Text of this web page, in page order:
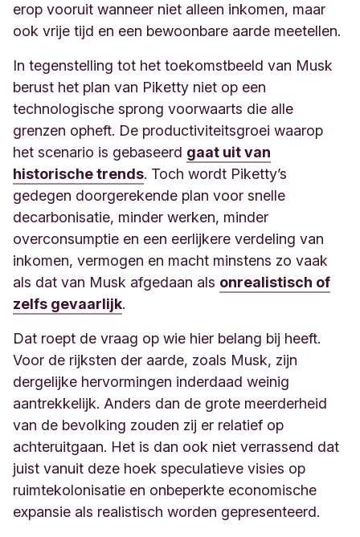
erop vooruit wanneer niet alleen inkomen, maar
ook vrije tijd en een bewoonbare aarde meetellen.
In tegenstelling tot het toekomstbeeld van Musk
berust het plan van Piketty niet op een
technologische sprong voorwaarts die alle
grenzen opheft. De productiviteitsgroei waarop
het scenario is gebaseerd gaat uit van
historische trends. Toch wordt Piketty’s
gedegen doorgerekende plan voor snelle
decarbonisatie, minder werken, minder
overconsumptie en een eerlijkere verdeling van
inkomen, vermogen en macht minstens zo vaak
als dat van Musk afgedaan als onrealistisch of
zelfs gevaarlijk.
Dat roept de vraag op wie hier belang bij heeft.
Voor de rijksten der aarde, zoals Musk, zijn
dergelijke hervormingen inderdaad weinig
aantrekkelijk. Anders dan de grote meerderheid
van de bevolking zouden zij er relatief op
achteruitgaan. Het is dan ook niet verrassend dat
juist vanuit deze hoek speculatieve visies op
ruimtekolonisatie en onbeperkte economische
expansie als realistisch worden gepresenteerd.